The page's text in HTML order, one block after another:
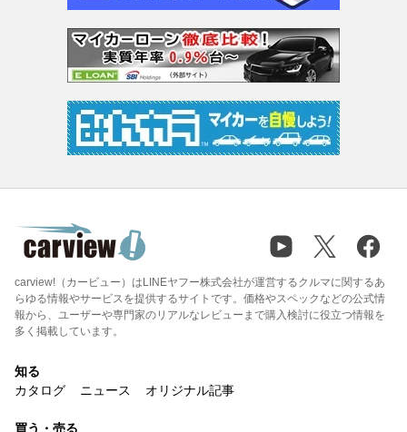
carview!（カービュー）はLINEヤフー株式会社が運営するクルマに関するあ
らゆる情報やサービスを提供するサイトです。価格やスペックなどの公式情
報から、ユーザーや専門家のリアルなレビューまで購入検討に役立つ情報を
多く掲載しています。
知る
カタログ
ニュース オリジナル記事
買う・売る